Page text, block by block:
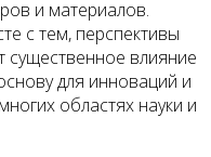
и материалов.
с тем, перспективы
существенное влияние
для инноваций и
областях науки и